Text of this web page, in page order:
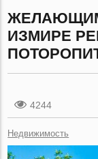
ИЗМИРЕ
4244
Недвижимость